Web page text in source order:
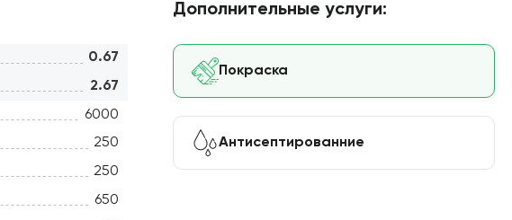
0.67
2.67
6000
250
250
650
Дополнительные услуги:
Покраска
Антисептированние